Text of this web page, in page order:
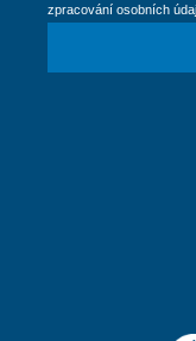
zpracování osobních